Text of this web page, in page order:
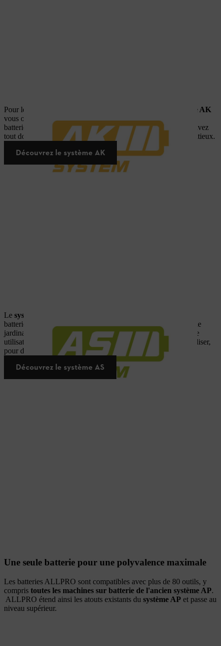
Pour les
système AK
vous offre une longue autonomie, un large choix d'outils et de
batteries de différentes capacités. Grâce au système AK vous avez
tout dont vous avez besoin pour mener à bien vos projets ambitieux.
Découvrez le système AK
Le système AS
batteries STIHL : des outils maniables pour les petits travaux de
jardinage ou lorsque des outils légers sont nécessaires pour une
utilisation professionnelle. Un système polyvalent, rapide à utiliser,
pour des résultats impeccables.
Découvrez le système AS
Une seule batterie pour une polyvalence maximale
Les batteries ALLPRO sont compatibles avec plus de 80 outils, y
compris toutes les machines sur batterie de l'ancien système AP.
ALLPRO étend ainsi les atouts existants du système AP et passe au
niveau supérieur.